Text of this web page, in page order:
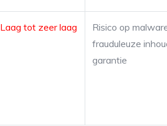
Laag tot zeer laag
Risico op
frauduleuze
garantie